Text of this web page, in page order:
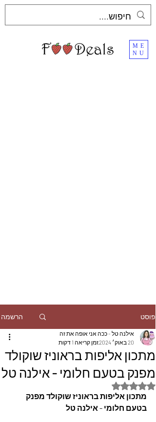
ME
NU
פוסט הרשמה
מתכון אליפות בראוניז שוקולד
מפנק בטעם חלומי - אילנה טל
אילנה טל - ככה אני אופה את זה
20 באוק׳ 2024
זמן קריאה 1 דקות
דירוג של NaN מתוך 5 כוכבים
מתכון אליפות בראוניז שוקולד מפנק
בטעם חלומי - אילנה טל